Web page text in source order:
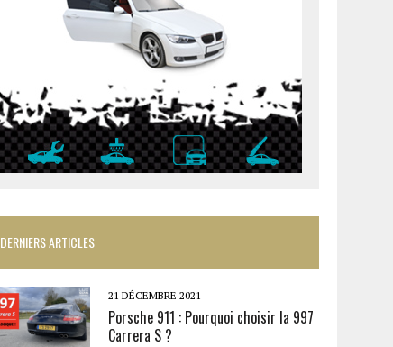
DERNIERS ARTICLES
21 DÉCEMBRE 2021
Porsche 911 : Pourquoi choisir la 997
Carrera S ?